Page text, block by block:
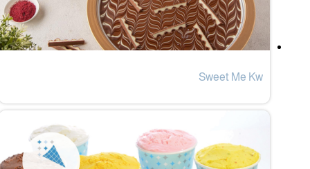
Sweet Me Kw